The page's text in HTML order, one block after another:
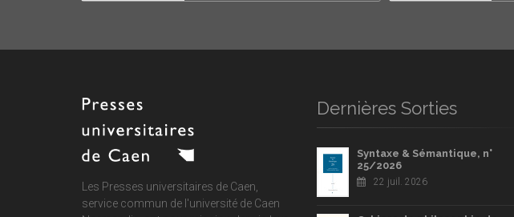
Les Presses universitaires de Caen,
service commun de l'université de Caen
Dernières Sorties
Syntaxe & Sémantique, n°
25/2026
22 juil. 2026